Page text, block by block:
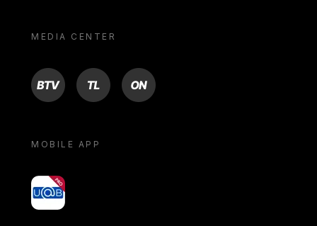
MEDIA CENTER
BTV TL ON
MOBILE APP
yoU@B